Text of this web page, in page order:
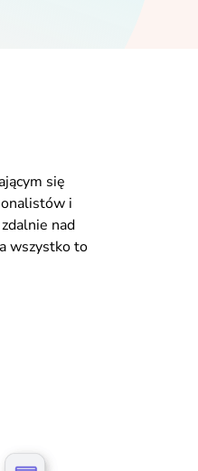
się
i
nad
wszystko to